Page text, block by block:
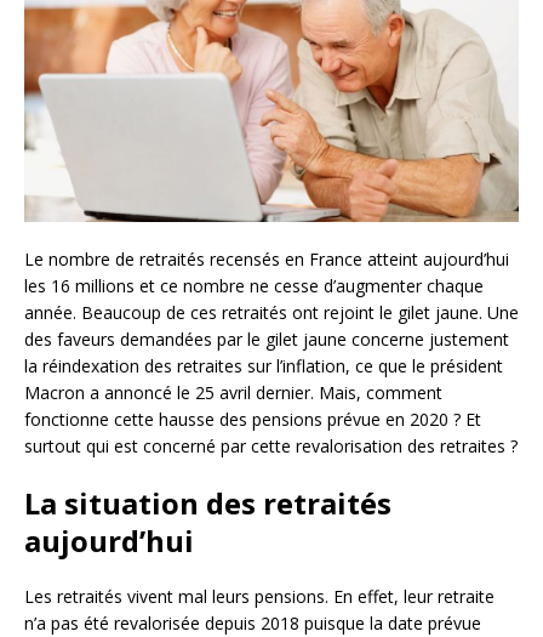
Le nombre de retraités recensés en France atteint aujourd’hui
les 16 millions et ce nombre ne cesse d’augmenter chaque
année. Beaucoup de ces retraités ont rejoint le gilet jaune. Une
des faveurs demandées par le gilet jaune concerne justement
la réindexation des retraites sur l’inflation, ce que le président
Macron a annoncé le 25 avril dernier. Mais, comment
fonctionne cette hausse des pensions prévue en 2020 ? Et
surtout qui est concerné par cette revalorisation des retraites ?
La situation des retraités
aujourd’hui
Les retraités vivent mal leurs pensions. En effet, leur retraite
n’a pas été revalorisée depuis 2018 puisque la date prévue